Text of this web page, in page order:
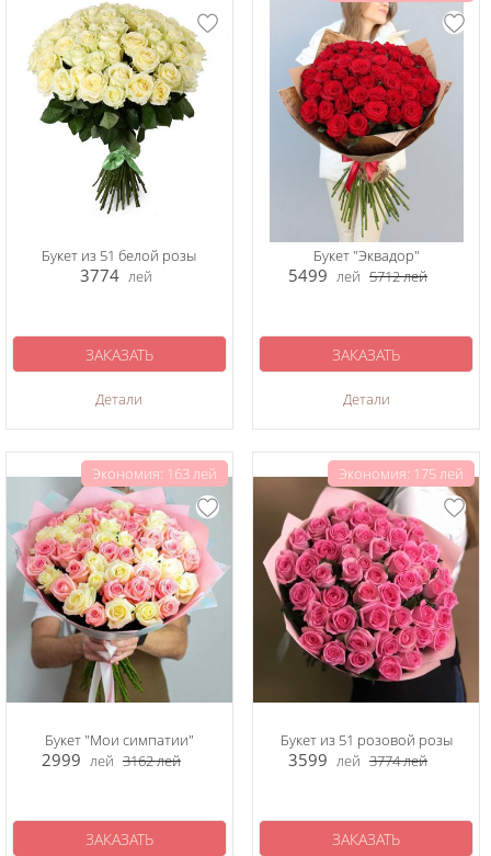
Букет из 51 белой розы
3774 лей
Детали
ЗАКАЗАТЬ
Букет "Эквадор"
5499 лей 5712лей
Детали
ЗАКАЗАТЬ
Экономия: 163 лей
Букет "Мои симпатии"
2999 лей 3162лей
ЗАКАЗАТЬ
Экономия: 175 лей
Букет из 51 розовой розы
3599 лей 3774лей
ЗАКАЗАТЬ